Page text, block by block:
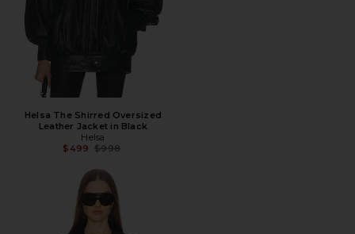
Helsa The Shirred Oversized
Leather Jacket in Black
Helsa
$499 Предыдущая цена:
$998